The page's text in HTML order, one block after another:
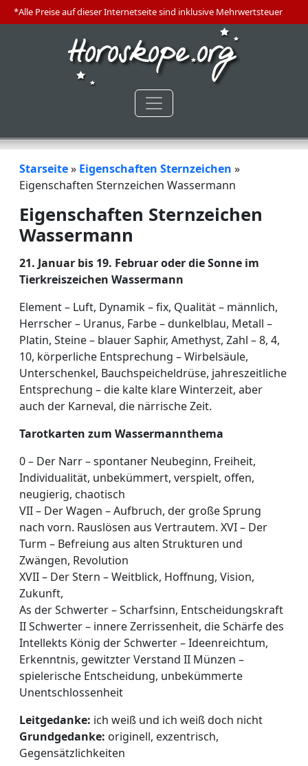
*Alle Preise auf dieser Internetseite sind inklusive Mehrwertsteuer
Starseite» Eigenschaften Sternzeichen »
Eigenschaften Sternzeichen Wassermann
Eigenschaften Sternzeichen
Wassermann
21. Januar bis 19. Februar oder die Sonne im
Tierkreiszeichen Wassermann
Element – Luft, Dynamik – fix, Qualität – männlich,
Herrscher – Uranus, Farbe – dunkelblau, Metall –
Platin, Steine – blauer Saphir, Amethyst, Zahl – 8, 4,
10, körperliche Entsprechung – Wirbelsäule,
Unterschenkel, Bauchspeicheldrüse, jahreszeitliche
Entsprechung – die kalte klare Winterzeit, aber
auch der Karneval, die närrische Zeit.
Tarotkarten zum Wassermannthema
0 – Der Narr – spontaner Neubeginn, Freiheit,
Individualität, unbekümmert, verspielt, offen,
neugierig, chaotisch
VII – Der Wagen – Aufbruch, der große Sprung
nach vorn. Rauslösen aus Vertrautem. XVI – Der
Turm – Befreiung aus alten Strukturen und
Zwängen, Revolution
XVII – Der Stern – Weitblick, Hoffnung, Vision,
Zukunft,
As der Schwerter – Scharfsinn, Entscheidungskraft
II Schwerter – innere Zerrissenheit, die Schärfe des
Intellekts König der Schwerter – Ideenreichtum,
Erkenntnis, gewitzter Verstand II Münzen –
spielerische Entscheidung, unbekümmerte
Unentschlossenheit
Leitgedanke: ich weiß und ich weiß doch nicht
Grundgedanke: originell, exzentrisch,
Gegensätzlichkeiten